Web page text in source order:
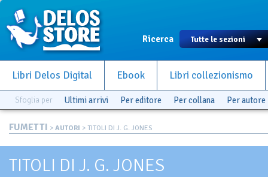
Ricerca
Libri Delos Digital Ebook Libri collezionismo
Sfoglia per Ultimi arrivi Per editore Per collana Per autore
FUMETTI > AUTORI > TITOLI DI J. G. JONES
TITOLI DI J. G. JONES